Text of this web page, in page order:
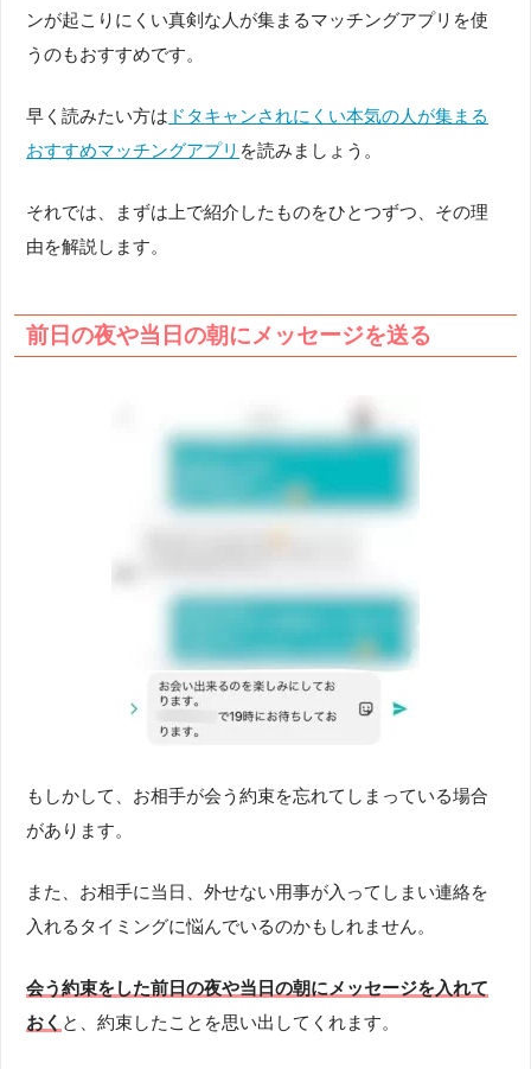
ンが起こりにくい真剣な人が集まるマッチングアプリを使
うのもおすすめです。
早く読みたい方は ドタキャンされにくい本気の人が集まる
おすすめマッチングアプリ を読みましょう。
それでは、まずは上で紹介したものをひとつずつ、その理
由を解説します。
前日の夜や当日の朝にメッセージを送る
もしかして、お相手が会う約束を忘れてしまっている場合
があります。
また、お相手に当日、外せない用事が入ってしまい連絡を
入れるタイミングに悩んでいるのかもしれません。
会う約束をした前日の夜や当日の朝にメッセージを入れて
おく と、約束したことを思い出してくれます。